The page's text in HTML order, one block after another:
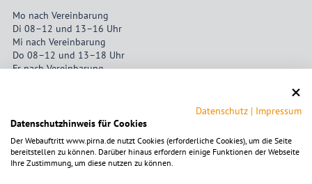
Mo nach Vereinbarung
Di 08–12 und 13–16 Uhr
Mi nach Vereinbarung
Do 08–12 und 13–18 Uhr
Fr nach Vereinbarung
Um die Karte ansehen zu können, muss die Dienstleistung
OpenStreetMapaktiviertwerden.
Datenschutz | Impressum
Datenschutzhinweis für Cookies
Der Webauftritt www.pirna.de nutzt Cookies (erforderliche Cookies), um die Seite
bereitstellen zu können. Darüber hinaus erfordern einige Funktionen der Webseite
Ihre Zustimmung, um diese nutzen zu können.